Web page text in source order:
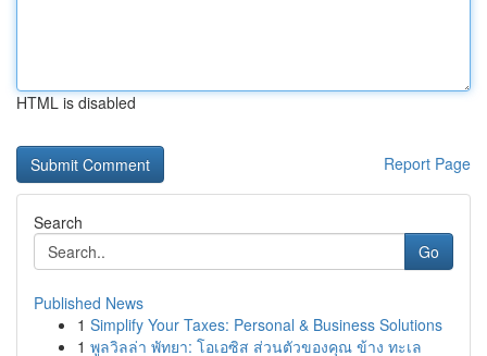
HTML is disabled
Report Page
Search
Go
Published News
1 Simplify Your Taxes: Personal & Business Solutions
1 พูลวิลล่า พัทยา: โอเอซิส ส่วนตัวของคุณ ข้าง ทะเล